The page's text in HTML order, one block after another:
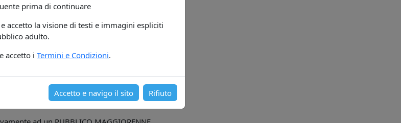
prima di continuare
accetto la visione di testi e immagini espliciti
adulto.
accetto i Termini e Condizioni.
Accetto e navigo il sito Rifiuto
o di utilizzo indebito di immagini o
all’indirizzo e-mail Per segnalare
inviare una mail a